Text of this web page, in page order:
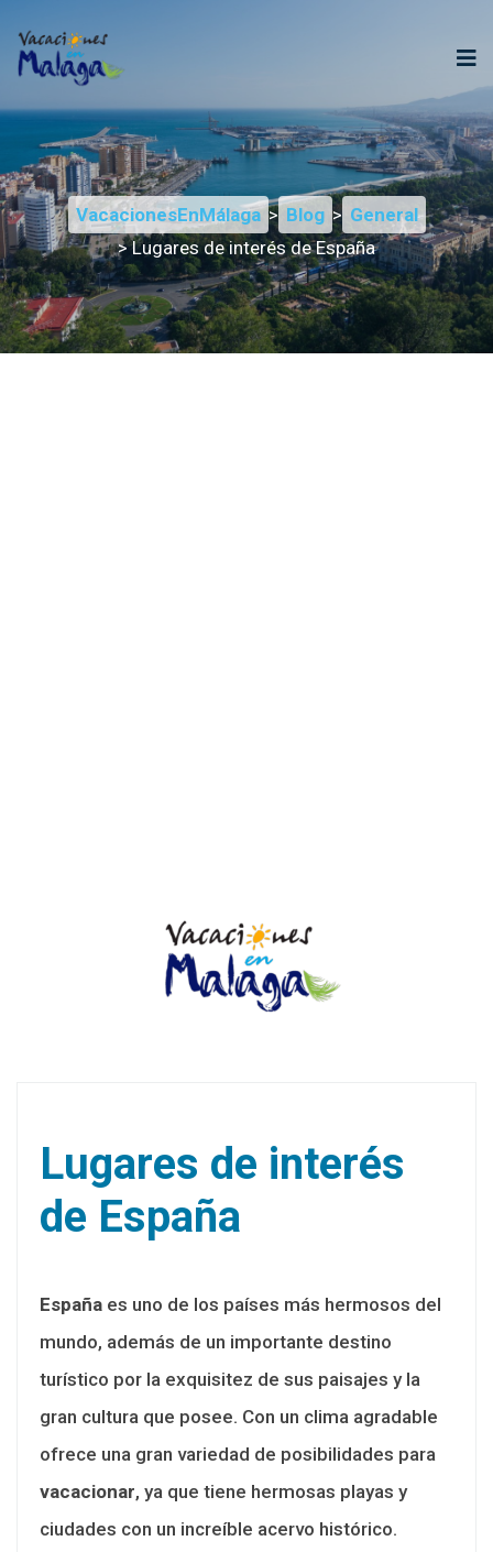
VacacionesEnMálaga > Blog > General
> Lugares de interés de España
Lugares de interés
de España
España es uno de los países más hermosos del
mundo, además de un importante destino
turístico por la exquisitez de sus paisajes y la
gran cultura que posee. Con un clima agradable
ofrece una gran variedad de posibilidades para
vacacionar, ya que tiene hermosas playas y
ciudades con un increíble acervo histórico.